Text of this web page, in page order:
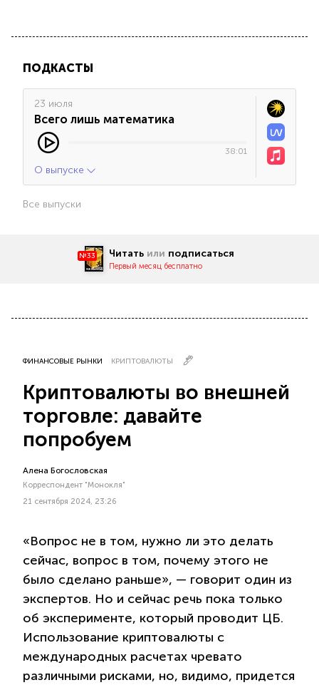
ПОДКАСТЫ
23 июля
Всего лишь математика
38:01
О выпуске
Все выпуски
№33 Читать или подписаться
Первый месяц бесплатно
ФИНАНСОВЫЕ РЫНКИ КРИПТОВАЛЮТЫ
Криптовалюты во внешней
торговле: давайте
попробуем
Алена Богословская
Корреспондент "Монокля"
21 сентября 2024, 23:26
«Вопрос не в том, нужно ли это делать
сейчас, вопрос в том, почему этого не
было сделано раньше», — говорит один из
экспертов. Но и сейчас речь пока только
об эксперименте, который проводит ЦБ.
Использование криптовалюты с
международных расчетах чревато
различными рисками, но, видимо, придется